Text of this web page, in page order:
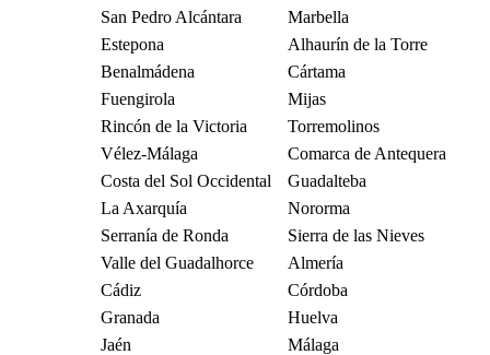
San Pedro Alcántara
Marbella
Estepona
Alhaurín de la Torre
Benalmádena
Cártama
Fuengirola
Mijas
Rincón de la Victoria
Torremolinos
Vélez-Málaga
Comarca de Antequera
Costa del Sol Occidental
Guadalteba
La Axarquía
Nororma
Serranía de Ronda
Sierra de las Nieves
Valle del Guadalhorce
Almería
Cádiz
Córdoba
Granada
Huelva
Jaén
Málaga